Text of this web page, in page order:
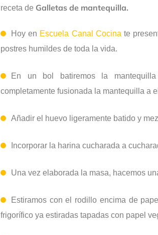
receta de Galletas de mantequilla.
Hoy en Escuela Canal Cocina te
postres humildes de toda la vida.
En un bol batiremos la
completamente fusionada la mantequilla a
Añadir el huevo ligeramente batido y
Incorporar la harina cucharada a
Una vez elaborada la masa, hacemos
Estiramos con el rodillo encima de
frigorífico ya estiradas tapadas con papel